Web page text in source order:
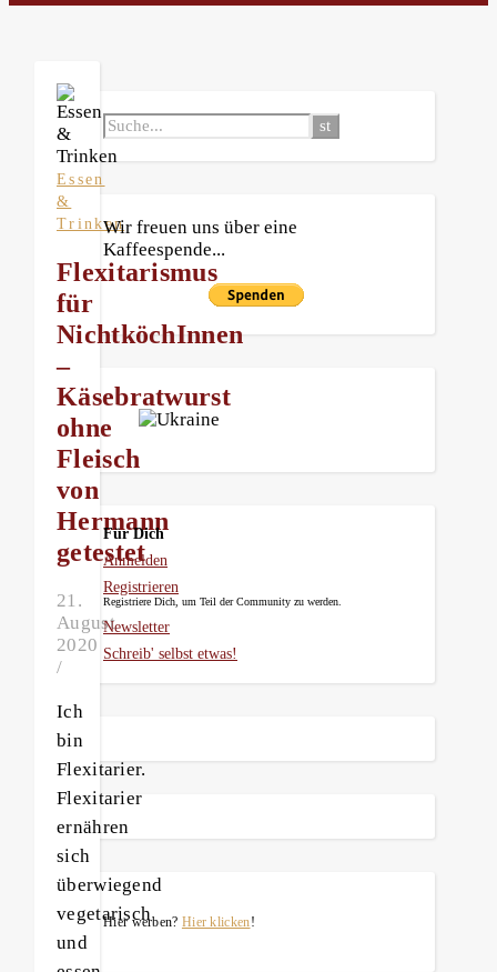
Essen
&
Trinken
Flexitarismus
für
NichtköchInnen
–
Käsebratwurst
ohne
Fleisch
von
Hermann
getestet
21.
August
2020
/
Ich
bin
Flexitarier.
Flexitarier
ernähren
sich
überwiegend
vegetarisch
und
Wir freuen uns über eine
Kaffeespende...
Für Dich
Anmelden
Registrieren
Registriere Dich, um Teil der Community zu werden.
Newsletter
Schreib' selbst etwas!
Hier werben? Hier klicken!